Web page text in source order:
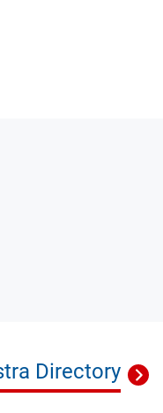
Directory